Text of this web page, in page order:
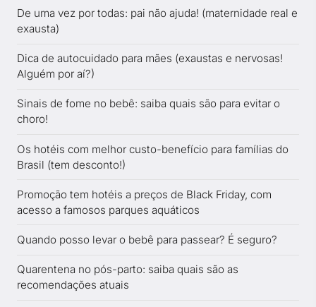
De uma vez por todas: pai não ajuda! (maternidade real e
exausta)
Dica de autocuidado para mães (exaustas e nervosas!
Alguém por aí?)
Sinais de fome no bebê: saiba quais são para evitar o
choro!
Os hotéis com melhor custo-benefício para famílias do
Brasil (tem desconto!)
Promoção tem hotéis a preços de Black Friday, com
acesso a famosos parques aquáticos
Quando posso levar o bebê para passear? É seguro?
Quarentena no pós-parto: saiba quais são as
recomendações atuais